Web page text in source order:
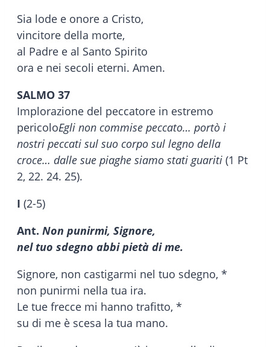
Sia lode e onore a Cristo,
vincitore della morte,
al Padre e al Santo Spirito
ora e nei secoli eterni. Amen.
SALMO 37
Implorazione del peccatore in estremo
pericoloEgli non commise peccato… portò i
nostri peccati sul suo corpo sul legno della
croce… dalle sue piaghe siamo stati guariti (1 Pt
2, 22. 24. 25).
I (2-5)
Ant. Non punirmi, Signore,
nel tuo sdegno abbi pietà di me.
Signore, non castigarmi nel tuo sdegno, *
non punirmi nella tua ira.
Le tue frecce mi hanno trafitto, *
su di me è scesa la tua mano.